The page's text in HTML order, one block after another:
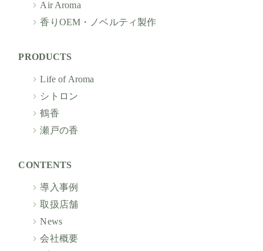
Air Aroma
香りOEM・ノベルティ製作
PRODUCTS
Life of Aroma
シトロン
鶴香
瀬戸の香
CONTENTS
導入事例
取扱店舗
News
会社概要